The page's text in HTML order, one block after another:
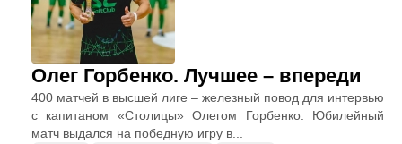
Олег Горбенко. Лучшее – впереди
400 матчей в высшей лиге – железный повод для интервью
с капитаном «Столицы» Олегом Горбенко. Юбилейный
матч выдался на победную игру в...